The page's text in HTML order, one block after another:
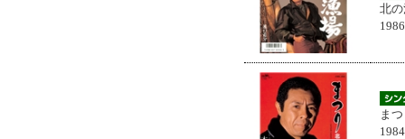
北
ま